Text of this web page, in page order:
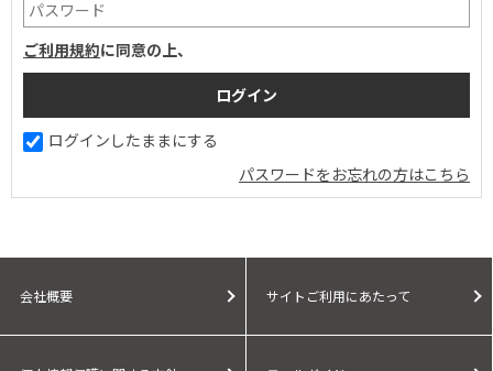
ご利用規約に同意の上、
ログインしたままにする
パスワードをお忘れの方はこちら
会社概要 サイトご利用にあたって